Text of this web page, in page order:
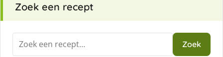
Zoek een recept
Zoeken
naar:
Zoek